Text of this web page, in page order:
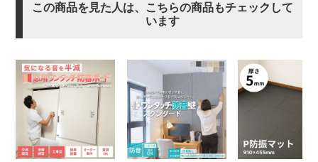
この商品を見た人は、こちらの商品もチェックして
います